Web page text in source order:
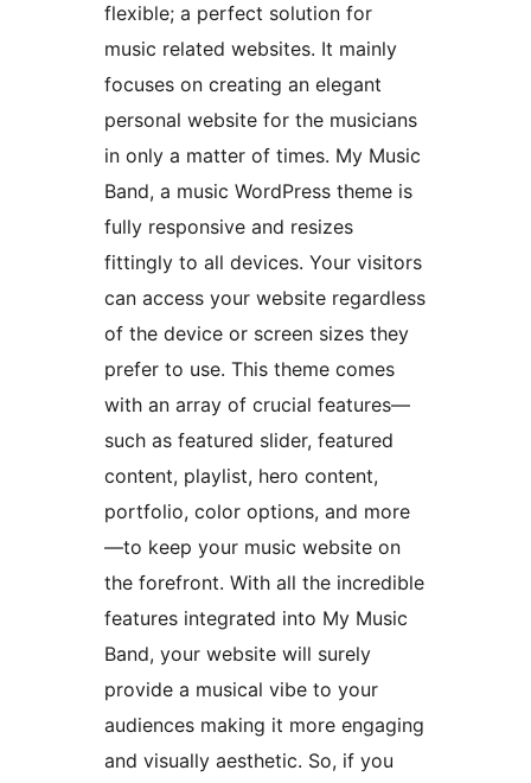
flexible; a perfect solution for
music related websites. It mainly
focuses on creating an elegant
personal website for the musicians
in only a matter of times. My Music
Band, a music WordPress theme is
fully responsive and resizes
fittingly to all devices. Your visitors
can access your website regardless
of the device or screen sizes they
prefer to use. This theme comes
with an array of crucial features—
such as featured slider, featured
content, playlist, hero content,
portfolio, color options, and more
—to keep your music website on
the forefront. With all the incredible
features integrated into My Music
Band, your website will surely
provide a musical vibe to your
audiences making it more engaging
and visually aesthetic. So, if you